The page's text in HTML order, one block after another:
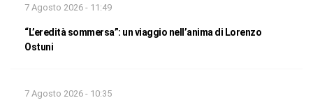
7 Agosto 2026 - 11:49
“L’eredità sommersa”: un viaggio nell’anima di Lorenzo
Ostuni
7 Agosto 2026 - 10:35